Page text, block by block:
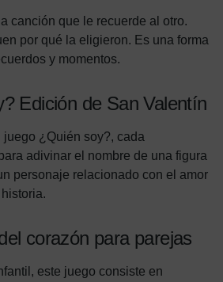
canción que le recuerde al otro.
por qué la eligieron. Es una forma
y momentos.
Edición de San Valentín
juego ¿Quién soy?, cada
adivinar el nombre de una figura
personaje relacionado con el amor
corazón para parejas
este juego consiste en